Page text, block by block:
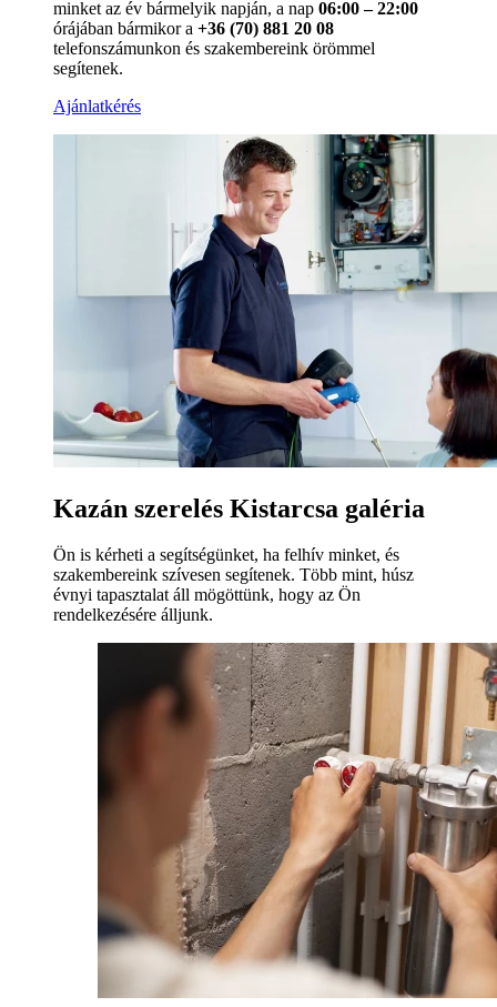
minket az év bármelyik napján, a nap 06:00 – 22:00
órájában bármikor a +36 (70) 881 20 08
telefonszámunkon és szakembereink örömmel
segítenek.
Ajánlatkérés
Kazán szerelés Kistarcsa galéria
Ön is kérheti a segítségünket, ha felhív minket, és
szakembereink szívesen segítenek. Több mint, húsz
évnyi tapasztalat áll mögöttünk, hogy az Ön
rendelkezésére álljunk.